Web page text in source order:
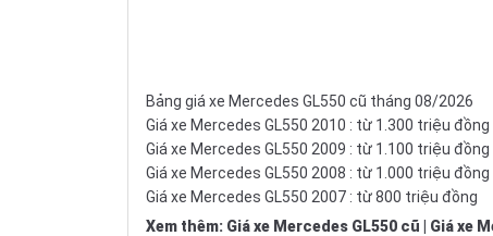
Bảng giá xe Mercedes GL550 cũ tháng 08/2026
Giá xe Mercedes GL550 2010 : từ 1.300 triệu đồng
Giá xe Mercedes GL550 2009 : từ 1.100 triệu đồng
Giá xe Mercedes GL550 2008 : từ 1.000 triệu đồng
Giá xe Mercedes GL550 2007 : từ 800 triệu đồng
Xem thêm: Giá xe Mercedes GL550 cũ | Giá xe